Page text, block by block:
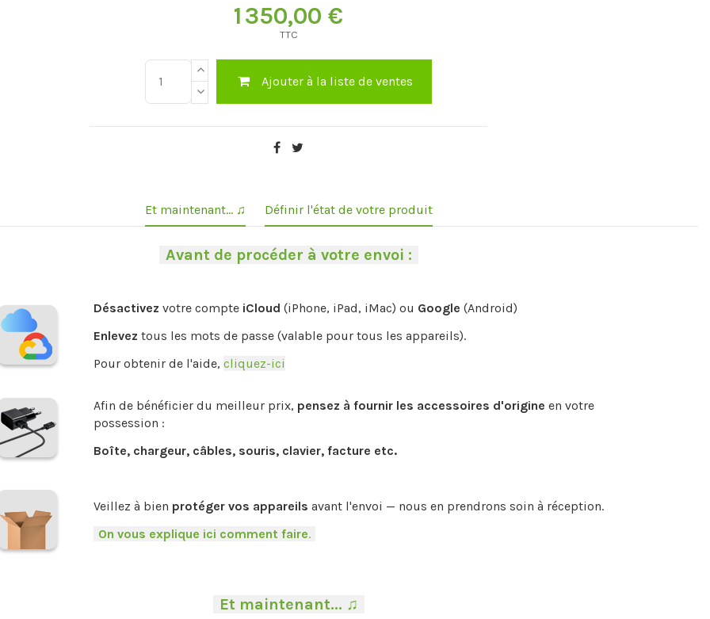
1 350,00 €
TTC
Ajouter à la liste de ventes
Et maintenant... ♫ Définir l'état de votre produit
Avant de procéder à votre envoi :
Désactivez votre compte iCloud (iPhone, iPad, iMac) ou Google (Android)
Enlevez tous les mots de passe (valable pour tous les appareils).
Pour obtenir de l'aide, cliquez-ici
Afin de bénéficier du meilleur prix, pensez à fournir les accessoires d'origine en votre
possession :
Boîte, chargeur, câbles, souris, clavier, facture etc.
Veillez à bien protéger vos appareils avant l'envoi — nous en prendrons soin à réception.
On vous explique ici comment faire.-
Et maintenant... ♫